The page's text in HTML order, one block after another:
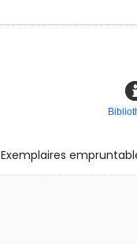
Exemplaires